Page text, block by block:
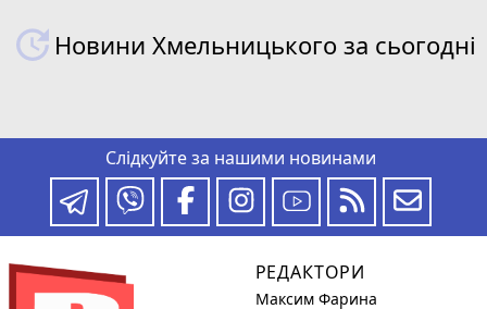
Новини Хмельницького за сьогодні
Слідкуйте за нашими новинами
РЕДАКТОРИ
Максим Фарина